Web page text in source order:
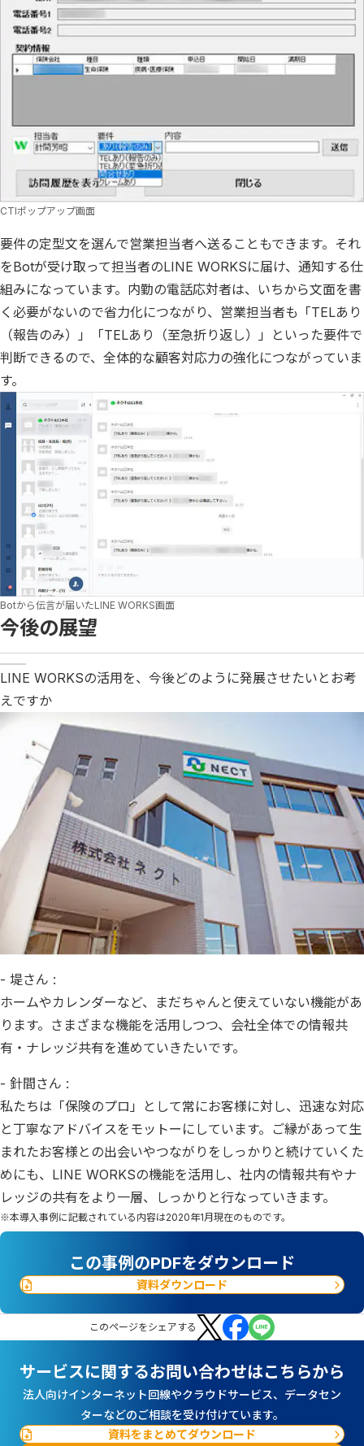
CTIポップアップ画面
要件の定型文を選んで営業担当者へ送ることもできます。それ
をBotが受け取って担当者のLINE WORKSに届け、通知する仕
組みになっています。内勤の電話応対者は、いちから文面を書
く必要がないので省力化につながり、営業担当者も「TELあり
（報告のみ）」「TELあり（至急折り返し）」といった要件で
判断できるので、全体的な顧客対応力の強化につながっていま
す。
Botから伝言が届いたLINE WORKS画面
今後の展望
LINE WORKSの活用を、今後どのように発展させたいとお考
えですか
- 堤さん :
ホームやカレンダーなど、まだちゃんと使えていない機能があ
ります。さまざまな機能を活用しつつ、会社全体での情報共
有・ナレッジ共有を進めていきたいです。
- 針間さん :
私たちは「保険のプロ」として常にお客様に対し、迅速な対応
と丁寧なアドバイスをモットーにしています。ご縁があって生
まれたお客様との出会いやつながりをしっかりと続けていくた
めにも、LINE WORKSの機能を活用し、社内の情報共有やナ
レッジの共有をより一層、しっかりと行なっていきます。
※本導入事例に記載されている内容は2020年1月現在のものです。
この事例のPDFをダウンロード
資料ダウンロード
このページをシェアする
サービスに関するお問い合わせはこちらから
法人向けインターネット回線やクラウドサービス、データセン
ターなどのご相談を受け付けています。
資料をまとめてダウンロード